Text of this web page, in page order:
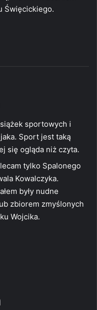
Święcickiego.
sportowych i
Sport jest taką
się ogląda niż czyta.
tylko Spalonego
Kowalczyka.
były nudne
zbiorem zmyślonych
Wojcika.